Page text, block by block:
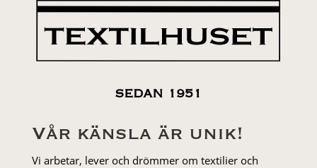
SEDAN 1951
Vår känsla är unik!
Vi arbetar, lever och drömmer om textilier och